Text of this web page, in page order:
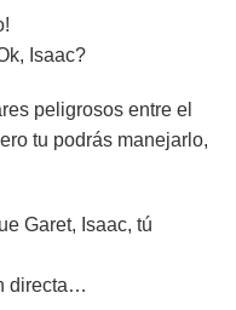
Isaac?
peligrosos entre el
tu podrás manejarlo,
Garet, Isaac, tú
directa…